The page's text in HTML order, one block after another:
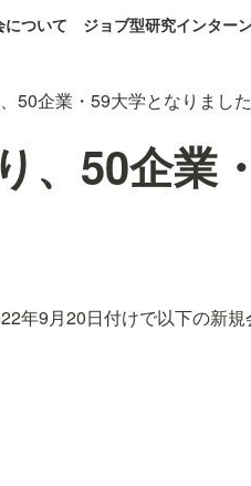
について ジョブ型研究インター
50企業・59大学となりました
、50企業
年9月20日付けで以下の新